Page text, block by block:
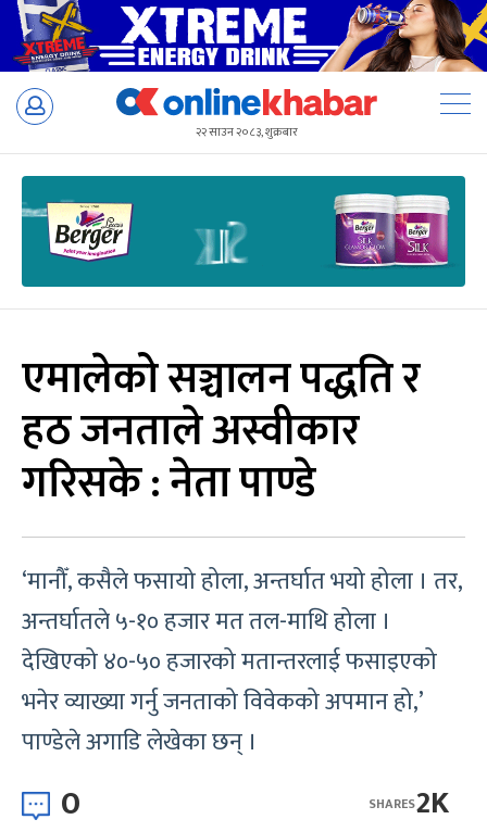
Skip
२२ साउन २०८३, शुक्रबार
एमालेको सञ्चालन पद्धति र
हठ जनताले अस्वीकार
गरिसके : नेता पाण्डे
‘मानौँ, कसैले फसायो होला, अन्तर्घात भयो होला । तर,
अन्तर्घातले ५-१० हजार मत तल-माथि होला ।
देखिएको ४०-५० हजारको मतान्तरलाई फसाइएको
भनेर व्याख्या गर्नु जनताको विवेकको अपमान हो,’
पाण्डेले अगाडि लेखेका छन् ।
0 2K
SHARES